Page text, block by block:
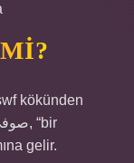
kökünden
gelir.